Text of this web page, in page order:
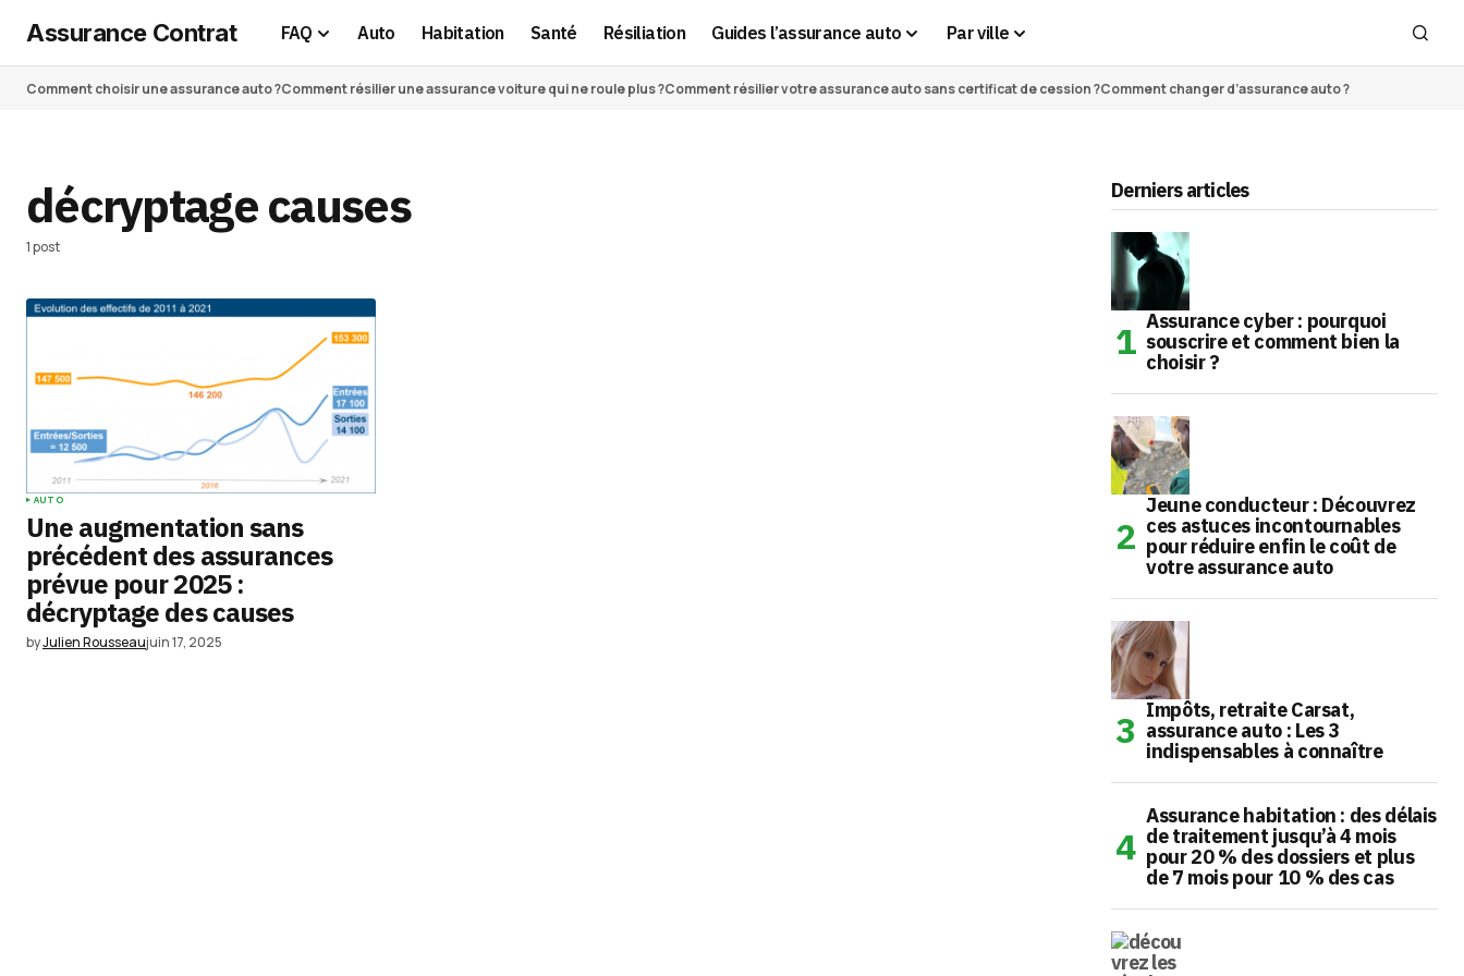
Assurance Contrat FAQ Auto Habitation Santé Résiliation Guides l’assurance auto Par ville
Comment choisir une assurance auto ?Comment résilier une assurance voiture qui ne roule plus ?Comment résilier votre assurance auto sans certificat de cession ?Comment changer d’assurance auto ?
décryptage causes
1 post
AUTO
Une augmentation sans
précédent des assurances
prévue pour 2025 :
décryptage des causes
byJulien Rousseaujuin 17, 2025
Derniers articles
Assurance cyber : pourquoi
souscrire et comment bien la
choisir ?
Jeune conducteur : Découvrez
ces astuces incontournables
pour réduire enfin le coût de
votre assurance auto
Impôts, retraite Carsat,
assurance auto : Les 3
indispensables à connaître
Assurance habitation : des délais
de traitement jusqu’à 4 mois
pour 20 % des dossiers et plus
de 7 mois pour 10 % des cas